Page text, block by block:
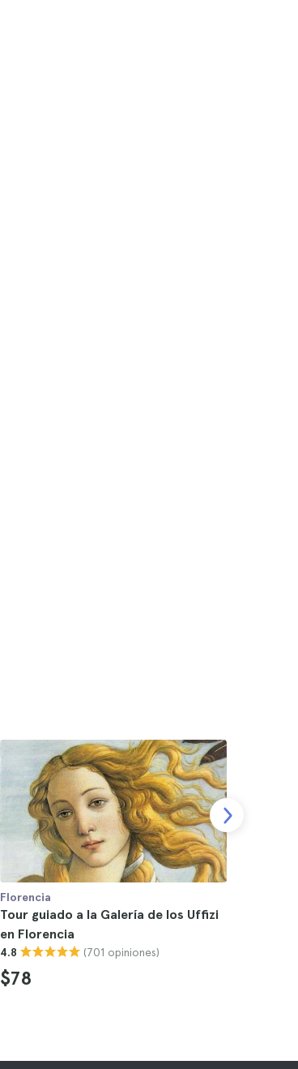
Florencia
Tour guiado a la Galería de los Uffizi
en Florencia
4.8 (701 opiniones)
$78